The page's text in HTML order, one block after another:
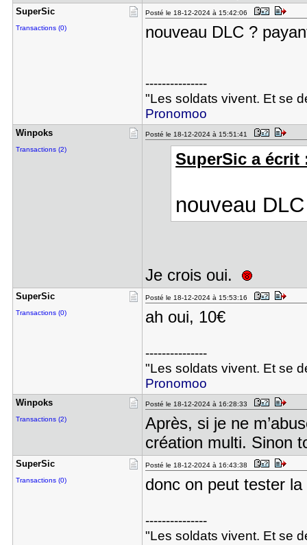
SuperSic
Transactions (0)
Posté le 18-12-2024 à 15:42:06
nouveau DLC ?
---------------
"Les soldats vivent. Et se
Pronomoo
Winpoks
Transactions (2)
Posté le 18-12-2024 à 15:51:41
SuperSic a écrit
nouveau
Je crois oui.
SuperSic
Transactions (0)
Posté le 18-12-2024 à 15:53:16
ah oui, 10€
---------------
"Les soldats vivent. Et se
Pronomoo
Winpoks
Transactions (2)
Posté le 18-12-2024 à 16:28:33
Après, si je ne
création multi. Sinon
SuperSic
Transactions (0)
Posté le 18-12-2024 à 16:43:38
donc on peut tester
---------------
"Les soldats vivent. Et se